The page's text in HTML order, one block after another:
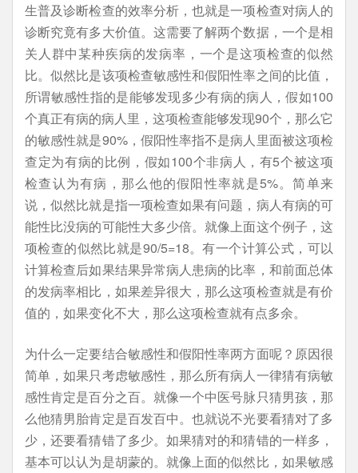
生普及诊断检查的效率分析，也就是一项检查对病人的
诊断究竟有多大价值。这需要了解两个数据，一个是相
关人群中某种疾病的发病率，一个是这项检查的似然
比。似然比是该项检查敏感性和假阳性率之间的比值，
所谓敏感性指的是能够发现多少有病的病人，假如100
个真正有病的病人里，这项检查能够发现90个，那么它
的敏感性就是90%，假阳性率指不是病人里面被这项检
查定为有病的比例，假如100个非病人，有5个被这项
检查认为有病，那么他的假阳性率就是5%。简单来
说，似然比就是指一项检查如果有问题，病人有病的可
能性比没病的可能性大多少倍。就像上面这个例子，这
项检查的似然比就是90/5=18。有一个计算公式，可以
计算检查后如果结果异常病人患病的比率，和前面总体
的发病率相比，如果差异很大，那么这项检查就是有价
值的，如果变化不大，那么这项检查就有点多余。
为什么一定要结合敏感性和假阳性率两方面呢？原因很
简单，如果只考虑敏感性，那么所有病人一律猜有病敏
感性肯定是百分之百。就像一个中医号脉只猜男孩，那
么他猜男胎肯定是百发百中。也就说不光要看猜对了多
少，还要看猜错了多少。如果猜对的和猜错的一样多，
基本可以认为是胡蒙的。就像上面的似然比，如果敏感